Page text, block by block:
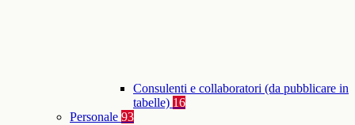
Consulenti e collaboratori (da pubblicare in
tabelle) 16
Personale 93